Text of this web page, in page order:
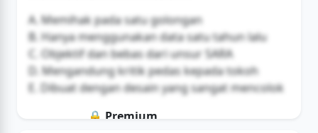
A. Memihak pada satu golongan
B. Hanya menggunakan data satu tahun lalu
C. Objektif dan bebas dari unsur SARA
D. Mengandung kritik pedas kepada tokoh
E. Dibuat dengan desain yang sangat mencolok
🔒 Premium